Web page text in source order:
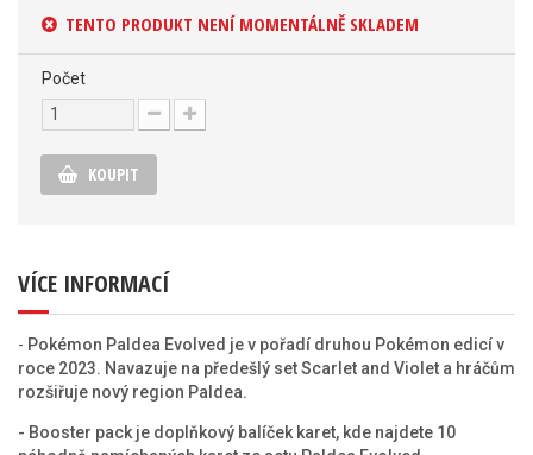
TENTO PRODUKT NENÍ MOMENTÁLNĚ SKLADEM
Počet
KOUPIT
VÍCE INFORMACÍ
- Pokémon Paldea Evolved je v pořadí druhou Pokémon edicí v
roce 2023. Navazuje na předešlý set Scarlet and Violet a hráčům
rozšiřuje nový region Paldea.
- Booster pack je doplňkový balíček karet, kde najdete 10